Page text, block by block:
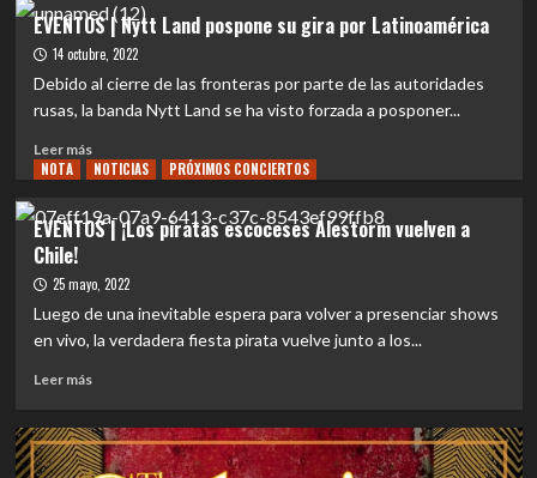
REVIEW
CONCIERTO
|
LA
FIESTA
DE
ALESTORM
VIVIO
A
DAR
EN
CLUB
CHOCOLATE…
EVENTOS | Nytt Land pospone su gira por Latinoamérica
14 octubre, 2022
Debido al cierre de las fronteras por parte de las autoridades
rusas, la banda Nytt Land se ha visto forzada a posponer...
Leer másLeer
más
EVENTOS
|
Land
pospone
gira
por
NOTA NOTICIAS PRÓXIMOS CONCIERTOS
EVENTOS | ¡Los piratas escoceses Alestorm vuelven a
Chile!
25 mayo, 2022
Luego de una inevitable espera para volver a presenciar shows
en vivo, la verdadera fiesta pirata vuelve junto a los...
Leer másLeer
EVENTOS
|